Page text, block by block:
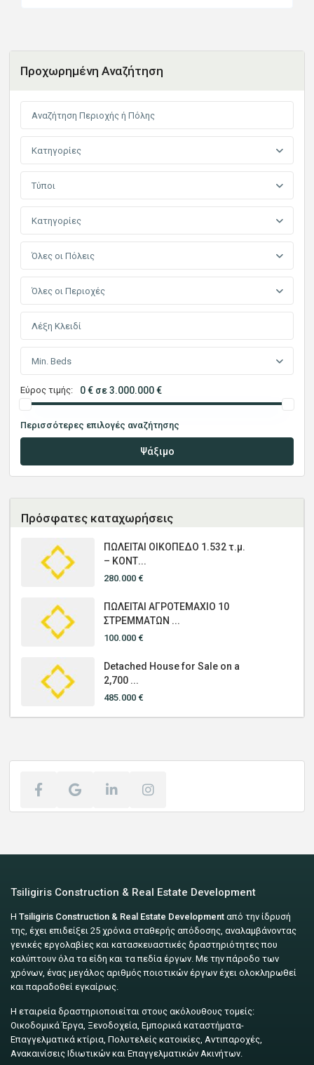
Προχωρημένη Αναζήτηση
Κατηγορίες
Τύποι
Κατηγορίες
Όλες οι Πόλεις
Όλες οι Περιοχές
Min. Beds
Εύρος τιμής: 0 € σε 3.000.000 €
Περισσότερες επιλογές αναζήτησης
Ψάξιμο
Πρόσφατες καταχωρήσεις
ΠΩΛΕΙΤΑΙ ΟΙΚΟΠΕΔΟ 1.532 τ.μ.
– ΚΟΝΤ...
280.000 €
ΠΩΛΕΙΤΑΙ ΑΓΡΟΤΕΜΑΧΙΟ 10
ΣΤΡΕΜΜΑΤΩΝ ...
100.000 €
Detached House for Sale on a
2,700 ...
485.000 €
Tsiligiris Construction & Real Estate Development
ΗTsiligiris Construction & Real Estate Development από την ίδρυσή
της, έχει επιδείξει 25 χρόνια σταθερής απόδοσης, αναλαμβάνοντας
γενικές εργολαβίες και κατασκευαστικές δραστηριότητες που
καλύπτουν όλα τα είδη και τα πεδία έργων. Με την πάροδο των
χρόνων, ένας μεγάλος αριθμός ποιοτικών έργων έχει ολοκληρωθεί
και παραδοθεί εγκαίρως.
Η εταιρεία δραστηριοποιείται στους ακόλουθους τομείς:
Οικοδομικά Έργα, Ξενοδοχεία, Εμπορικά καταστήματα-
Επαγγελματικά κτίρια, Πολυτελείς κατοικίες, Αντιπαροχές,
Ανακαινίσεις Ιδιωτικών και Επαγγελματικών Ακινήτων.